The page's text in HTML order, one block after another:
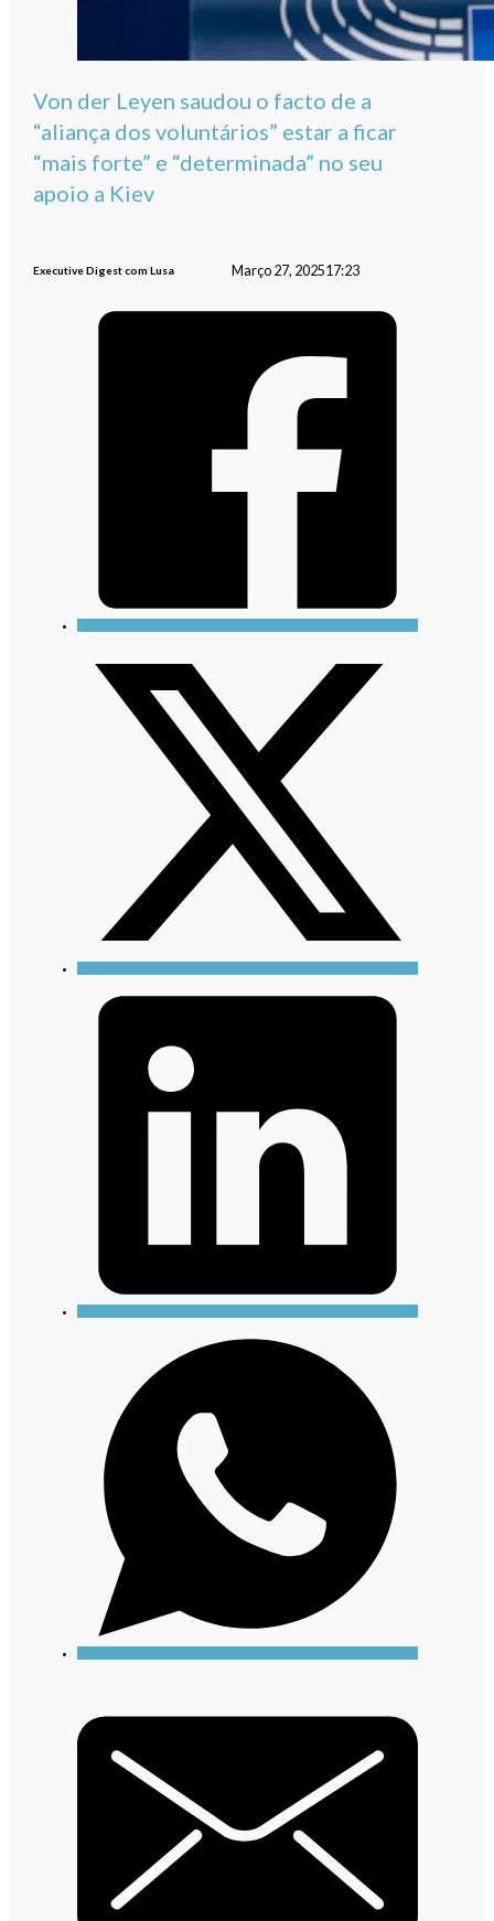
Von der Leyen saudou o facto de a
“aliança dos voluntários” estar a ficar
“mais forte” e “determinada” no seu
apoio a Kiev
Executive Digest com Lusa Março 27, 202517:23